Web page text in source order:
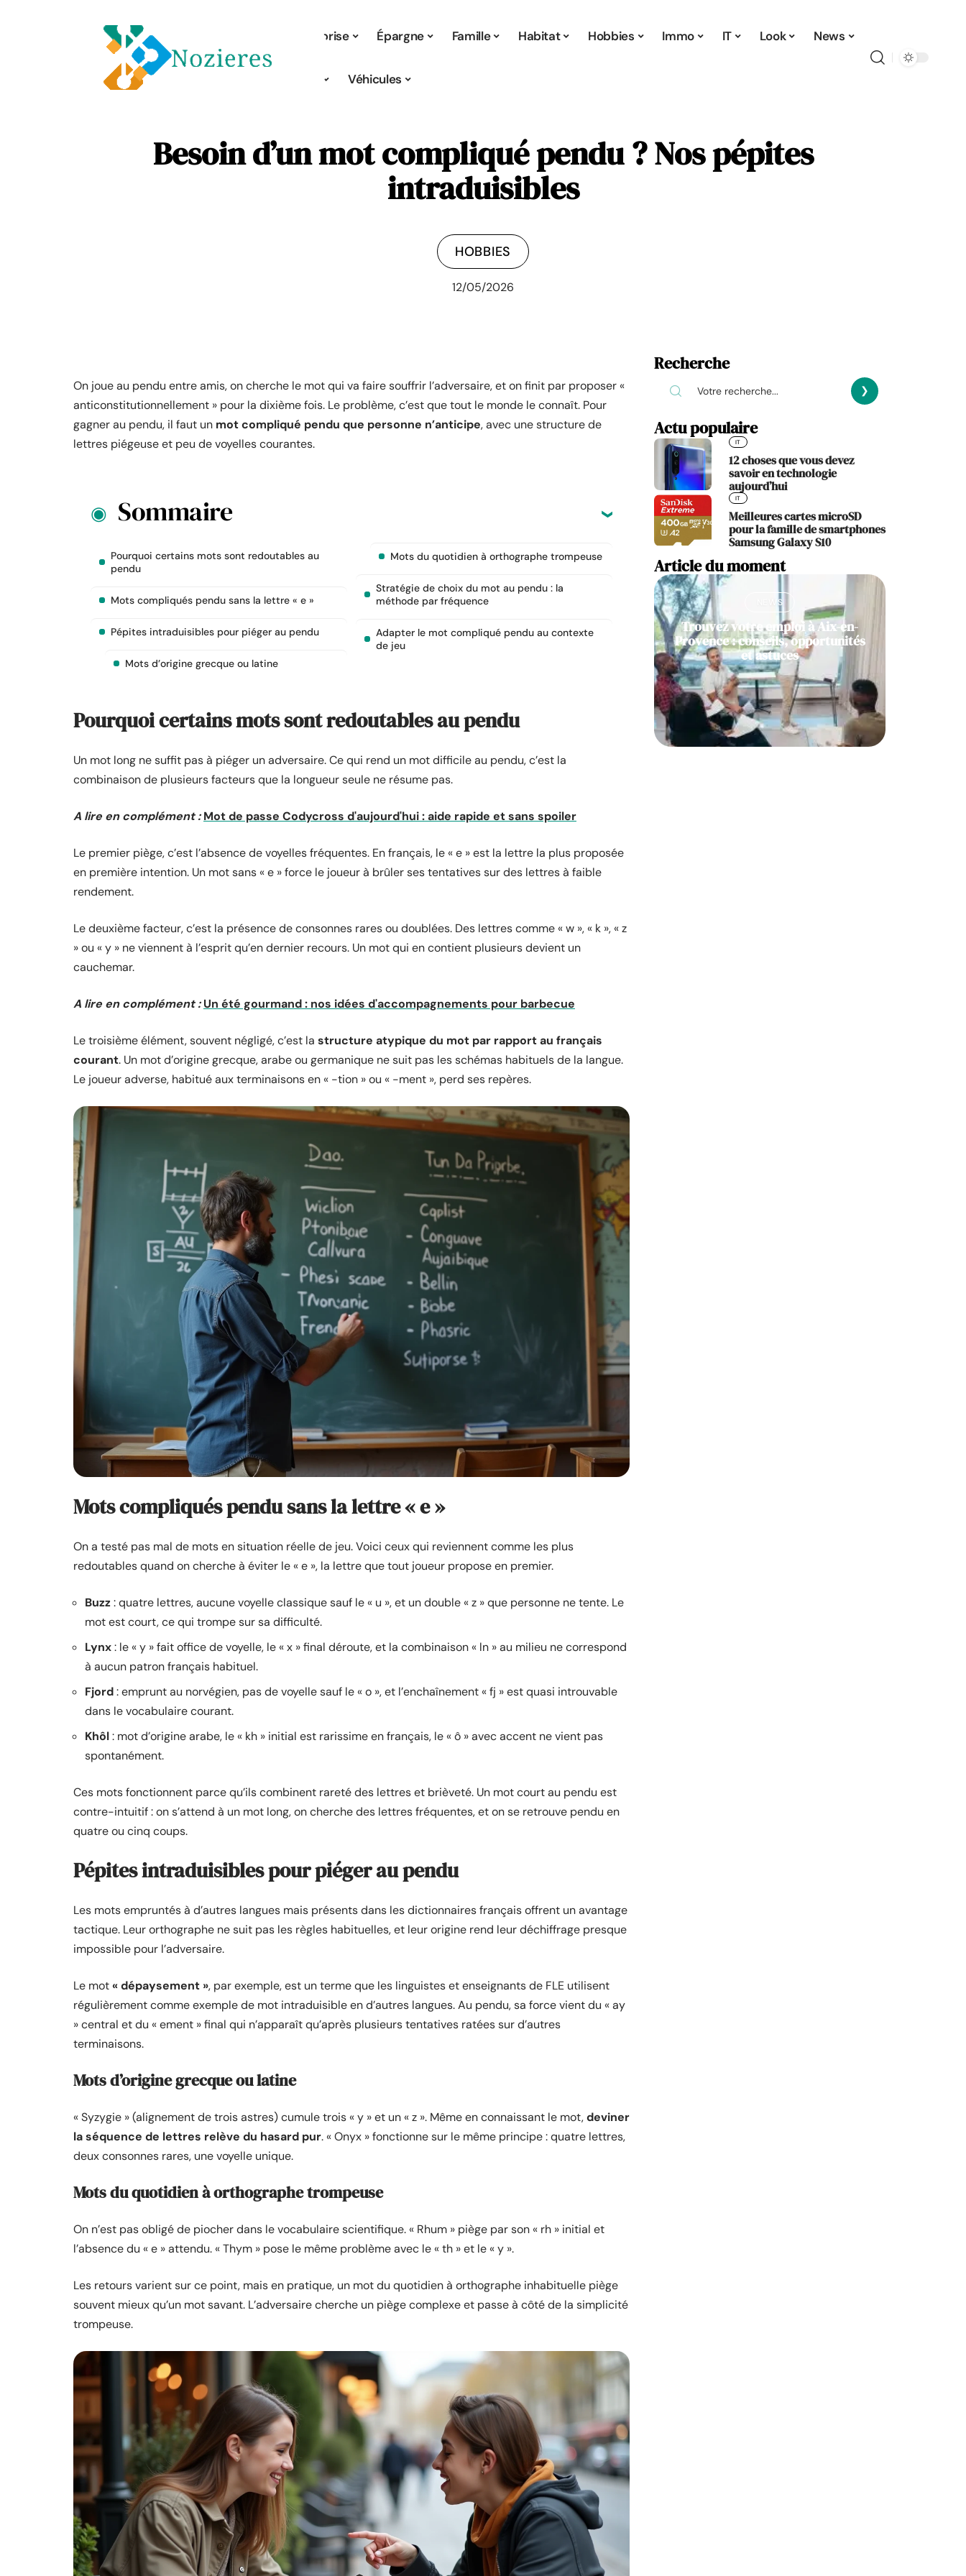
Entreprise Épargne Famille Habitat Hobbies Immo IT Look News
Véhicules
Besoin d’un mot compliqué pendu ? Nos pépites
intraduisibles
HOBBIES
12/05/2026
On joue au pendu entre amis, on cherche le mot qui va faire souffrir l’adversaire, et on finit par proposer «
anticonstitutionnellement » pour la dixième fois. Le problème, c’est que tout le monde le connaît. Pour
gagner au pendu, il faut un mot compliqué pendu que personne n’anticipe, avec une structure de
lettres piégeuse et peu de voyelles courantes.
Sommaire
Pourquoi certains mots sont redoutables au
pendu
Mots compliqués pendu sans la lettre « e »
Pépites intraduisibles pour piéger au pendu
Mots d’origine grecque ou latine
Mots du quotidien à orthographe trompeuse
Stratégie de choix du mot au pendu : la
méthode par fréquence
Adapter le mot compliqué pendu au contexte
de jeu
Pourquoi certains mots sont redoutables au pendu
Un mot long ne suffit pas à piéger un adversaire. Ce qui rend un mot difficile au pendu, c’est la
combinaison de plusieurs facteurs que la longueur seule ne résume pas.
A lire en complément : Mot de passe Codycross d'aujourd'hui : aide rapide et sans spoiler
Le premier piège, c’est l’absence de voyelles fréquentes. En français, le « e » est la lettre la plus proposée
en première intention. Un mot sans « e » force le joueur à brûler ses tentatives sur des lettres à faible
rendement.
Le deuxième facteur, c’est la présence de consonnes rares ou doublées. Des lettres comme « w », « k », « z
» ou « y » ne viennent à l’esprit qu’en dernier recours. Un mot qui en contient plusieurs devient un
cauchemar.
A lire en complément : Un été gourmand : nos idées d'accompagnements pour barbecue
Le troisième élément, souvent négligé, c’est la structure atypique du mot par rapport au français
courant. Un mot d’origine grecque, arabe ou germanique ne suit pas les schémas habituels de la langue.
Le joueur adverse, habitué aux terminaisons en « -tion » ou « -ment », perd ses repères.
Mots compliqués pendu sans la lettre « e »
On a testé pas mal de mots en situation réelle de jeu. Voici ceux qui reviennent comme les plus
redoutables quand on cherche à éviter le « e », la lettre que tout joueur propose en premier.
Buzz: quatre lettres, aucune voyelle classique sauf le « u », et un double « z » que personne ne tente. Le
mot est court, ce qui trompe sur sa difficulté.
Lynx: le « y » fait office de voyelle, le « x » final déroute, et la combinaison « ln » au milieu ne correspond
à aucun patron français habituel.
Fjord: emprunt au norvégien, pas de voyelle sauf le « o », et l’enchaînement « fj » est quasi introuvable
dans le vocabulaire courant.
Khôl: mot d’origine arabe, le « kh » initial est rarissime en français, le « ô » avec accent ne vient pas
spontanément.
Ces mots fonctionnent parce qu’ils combinent rareté des lettres et brièveté. Un mot court au pendu est
contre-intuitif : on s’attend à un mot long, on cherche des lettres fréquentes, et on se retrouve pendu en
quatre ou cinq coups.
Pépites intraduisibles pour piéger au pendu
Les mots empruntés à d’autres langues mais présents dans les dictionnaires français offrent un avantage
tactique. Leur orthographe ne suit pas les règles habituelles, et leur origine rend leur déchiffrage presque
impossible pour l’adversaire.
Le mot« dépaysement », par exemple, est un terme que les linguistes et enseignants de FLE utilisent
régulièrement comme exemple de mot intraduisible en d’autres langues. Au pendu, sa force vient du « ay
» central et du « ement » final qui n’apparaît qu’après plusieurs tentatives ratées sur d’autres
terminaisons.
Mots d’origine grecque ou latine
« Syzygie » (alignement de trois astres) cumule trois « y » et un « z ». Même en connaissant le mot,deviner
la séquence de lettres relève du hasard pur. « Onyx » fonctionne sur le même principe : quatre lettres,
deux consonnes rares, une voyelle unique.
Mots du quotidien à orthographe trompeuse
On n’est pas obligé de piocher dans le vocabulaire scientifique. « Rhum » piège par son « rh » initial et
l’absence du « e » attendu. « Thym » pose le même problème avec le « th » et le « y ».
Les retours varient sur ce point, mais en pratique, un mot du quotidien à orthographe inhabituelle piège
souvent mieux qu’un mot savant. L’adversaire cherche un piège complexe et passe à côté de la simplicité
trompeuse.
Recherche
Actu populaire
IT
12 choses que vous devez
savoir en technologie
aujourd’hui
IT
Meilleures cartes microSD
pour la famille de smartphones
Samsung Galaxy S10
Article du moment
NEWS
Trouvez votre emploi à Aix-en-
Provence : conseils, opportunités
et astuces